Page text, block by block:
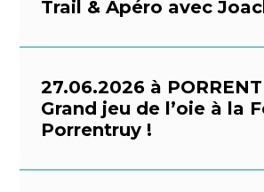
Trail & Apéro avec
27.06.2026 à
Grand jeu de l’oie à la
Porrentruy !